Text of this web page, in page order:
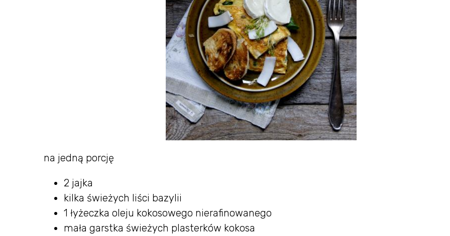
na jedną porcję
2 jajka
kilka świeżych liści bazylii
1 łyżeczka oleju kokosowego nierafinowanego
mała garstka świeżych plasterków kokosa